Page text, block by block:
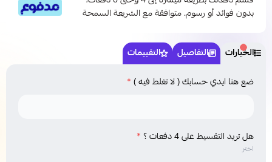
بدون فوائد أو رسوم. متوافقة مع الشريعة السمحة
الخيارات التفاصيل التقييمات
ضع هنا ايدي حسابك ( لا تغلط فيه ) *
هل تريد التقسيط على 4 دفعات ؟ *
اختر